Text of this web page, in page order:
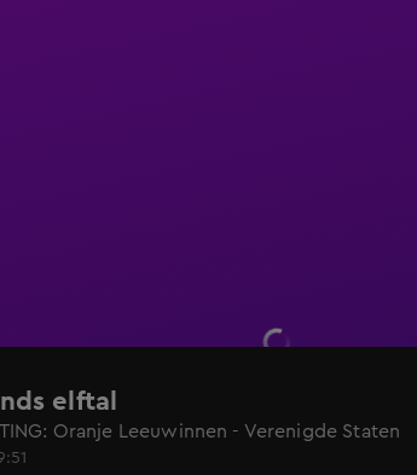
elftal
Oranje Leeuwinnen - Verenigde Staten